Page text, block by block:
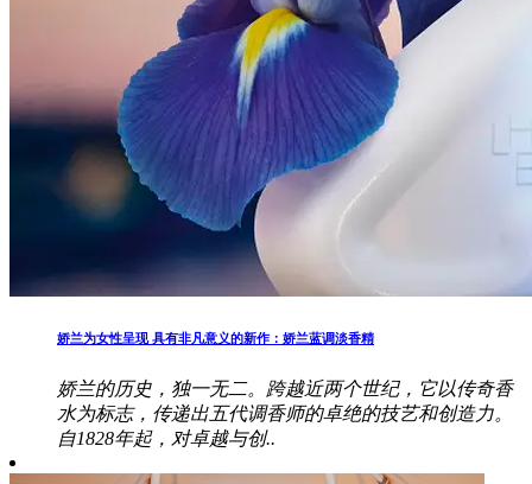
娇兰为女性呈现 具有非凡意义的新作：娇兰蓝调淡香精
娇兰的历史，独一无二。跨越近两个世纪，它以传奇香
水为标志，传递出五代调香师的卓绝的技艺和创造力。
自1828年起，对卓越与创..